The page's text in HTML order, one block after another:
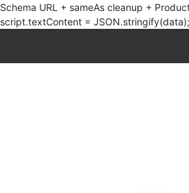
Schema URL + sameAs cleanup +
script.textContent =